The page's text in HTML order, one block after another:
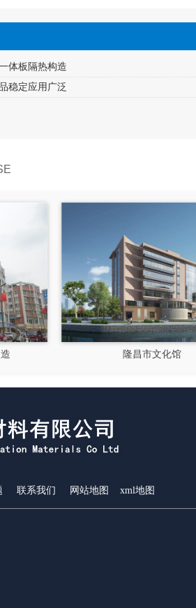
体板隔热构造
稳定应用广泛
化馆 成都郫县
联系我们 网站地图 xml地图